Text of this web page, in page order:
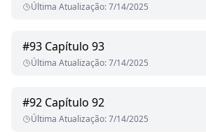
Última Atualização:7/14/2025
#93 Capítulo 93
Última Atualização:7/14/2025
#92 Capítulo 92
Última Atualização:7/14/2025